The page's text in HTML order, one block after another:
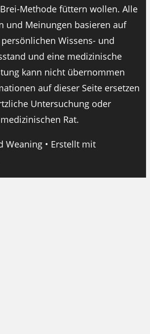
Methode füttern wollen. Alle
und Meinungen basieren auf
Wissens- und
und eine medizinische
kann nicht übernommen
auf dieser Seite ersetzen
Untersuchung oder
medizinischen Rat.
Weaning • Erstellt mit